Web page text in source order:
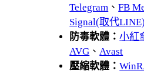
Telegram 、FB
Signal(取代LINE)
防毒軟體：小紅
AVG 、 Avast
壓縮軟體：